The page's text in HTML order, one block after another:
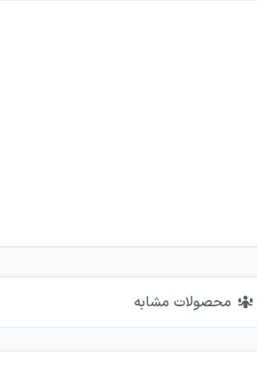
محصولات مشابه